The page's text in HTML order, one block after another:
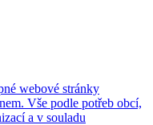
webové stránky
Vše podle potřeb obcí,
a v souladu